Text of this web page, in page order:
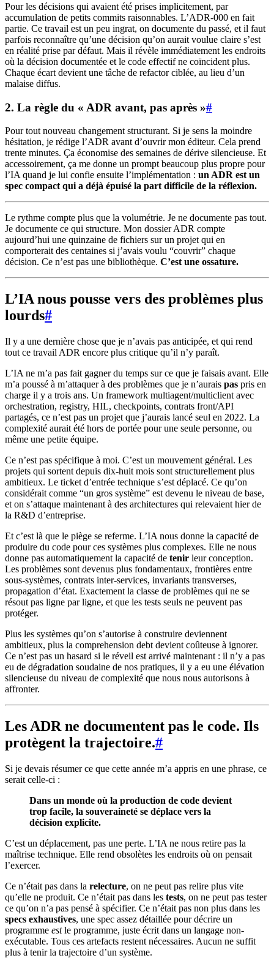
Pour les décisions qui avaient été prises implicitement, par
accumulation de petits commits raisonnables. L’ADR-000 en fait
partie. Ce travail est un peu ingrat, on documente du passé, et il faut
parfois reconnaître qu’une décision qu’on aurait voulue claire s’est
en réalité prise par défaut. Mais il révèle immédiatement les endroits
où la décision documentée et le code effectif ne coïncident plus.
Chaque écart devient une tâche de refactor ciblée, au lieu d’un
malaise diffus.
2. La règle du « ADR avant, pas après »#
Pour tout nouveau changement structurant. Si je sens la moindre
hésitation, je rédige l’ADR avant d’ouvrir mon éditeur. Cela prend
trente minutes. Ça économise des semaines de dérive silencieuse. Et
accessoirement, ça me donne un prompt beaucoup plus propre pour
l’IA quand je lui confie ensuite l’implémentation : un ADR est un
spec compact qui a déjà épuisé la part difficile de la réflexion.
Le rythme compte plus que la volumétrie. Je ne documente pas tout.
Je documente ce qui structure. Mon dossier ADR compte
aujourd’hui une quinzaine de fichiers sur un projet qui en
comporterait des centaines si j’avais voulu “couvrir” chaque
décision. Ce n’est pas une bibliothèque. C’est une ossature.
L’IA nous pousse vers des problèmes plus
lourds#
Il y a une dernière chose que je n’avais pas anticipée, et qui rend
tout ce travail ADR encore plus critique qu’il n’y paraît.
L’IA ne m’a pas fait gagner du temps sur ce que je faisais avant. Elle
m’a poussé à m’attaquer à des problèmes que je n’aurais pas pris en
charge il y a trois ans. Un framework multiagent/multiclient avec
orchestration, registry, HIL, checkpoints, contrats front/API
partagés, ce n’est pas un projet que j’aurais lancé seul en 2022. La
complexité aurait été hors de portée pour une seule personne, ou
même une petite équipe.
Ce n’est pas spécifique à moi. C’est un mouvement général. Les
projets qui sortent depuis dix-huit mois sont structurellement plus
ambitieux. Le ticket d’entrée technique s’est déplacé. Ce qu’on
considérait comme “un gros système” est devenu le niveau de base,
et on s’attaque maintenant à des architectures qui relevaient hier de
la R&D d’entreprise.
Et c’est là que le piège se referme. L’IA nous donne la capacité de
produire du code pour ces systèmes plus complexes. Elle ne nous
donne pas automatiquement la capacité de tenir leur conception.
Les problèmes sont devenus plus fondamentaux, frontières entre
sous-systèmes, contrats inter-services, invariants transverses,
propagation d’état. Exactement la classe de problèmes qui ne se
résout pas ligne par ligne, et que les tests seuls ne peuvent pas
protéger.
Plus les systèmes qu’on s’autorise à construire deviennent
ambitieux, plus la comprehension debt devient coûteuse à ignorer.
Ce n’est pas un hasard si le réveil est arrivé maintenant : il n’y a pas
eu de dégradation soudaine de nos pratiques, il y a eu une élévation
silencieuse du niveau de complexité que nous nous autorisons à
affronter.
Les ADR ne documentent pas le code. Ils
protègent la trajectoire.#
Si je devais résumer ce que cette année m’a appris en une phrase, ce
serait celle-ci :
Dans un monde où la production de code devient
trop facile, la souveraineté se déplace vers la
décision explicite.
C’est un déplacement, pas une perte. L’IA ne nous retire pas la
maîtrise technique. Elle rend obsolètes les endroits où on pensait
l’exercer.
Ce n’était pas dans la relecture, on ne peut pas relire plus vite
qu’elle ne produit. Ce n’était pas dans les tests, on ne peut pas tester
ce qu’on n’a pas pensé à spécifier. Ce n’était pas non plus dans les
specs exhaustives, une spec assez détaillée pour décrire un
programme estle programme, juste écrit dans un langage non-
exécutable. Tous ces artefacts restent nécessaires. Aucun ne suffit
plus à tenir la trajectoire d’un système.